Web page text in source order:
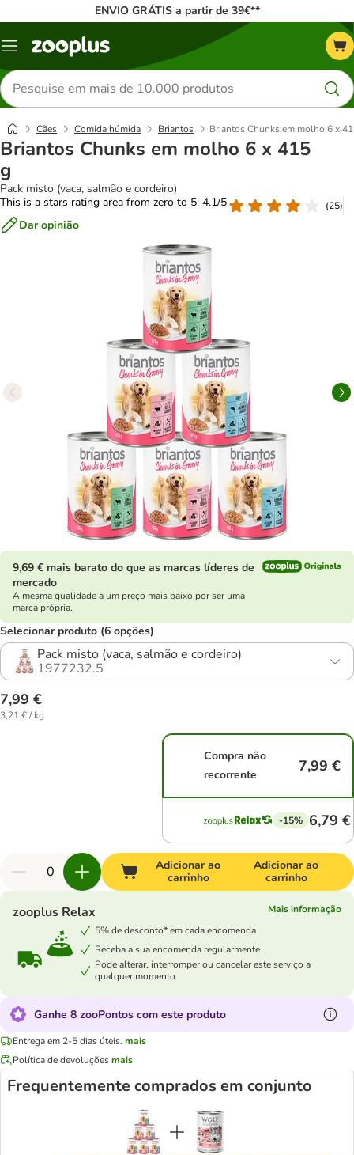
ENVIO GRÁTIS a partir de 39€**
Menu
Pesquisar
produtos
Cães Comida húmida Briantos Briantos Chunks em molho 6 x
Briantos Chunks em molho 6 x 415
g
Pack misto (vaca, salmão e cordeiro)
This is a stars rating area from zero to 5: 4.1/5
(25)
Dar opinião
9,69 € mais barato do que as marcas líderes de
mercado
A mesma qualidade a um preço mais baixo por ser uma
marca própria.
Selecionar produto (6 opções)
Pack misto (vaca, salmão e cordeiro)
1977232.5
7,99 €
3,21 € / kg
Compra não
recorrente
7,99 €
-15% 6,79 €
Adicionar ao
carrinho
Adicionar ao
carrinho
zooplus Relax
Mais informação
5% de desconto* em cada encomenda
Receba a sua encomenda regularmente
Pode alterar, interromper ou cancelar este serviço a
qualquer momento
Ganhe 8 zooPontos com este produto
Entrega em 2-5 dias úteis. mais
Política de devoluçõesmais
Frequentemente comprados em conjunto